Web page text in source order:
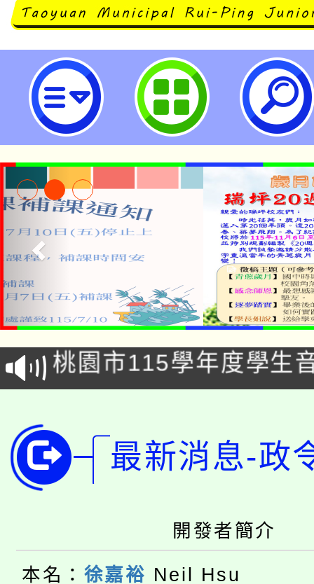
neilrpjhstyc網站設計者：徐嘉
「2026金融保險知識
車」活動
桃園市115學年度學生
生本土語及新住民語歌
公告本校115學年度第
代理(課)教師甄選結果(
代理(課)教師甄選結果(
轉知中國文化大學推廣
程，歡迎學生輔導中心
心理、諮商輔導、社會
轉知苗栗縣政府辦理
縣市「校園短影音徵
門員」簡章及活動海報
桃園市115學年度學生
要點
「桃園市補助參觀特色
最新消息-政
開發者簡介
本名： 徐嘉裕 Neil Hsu